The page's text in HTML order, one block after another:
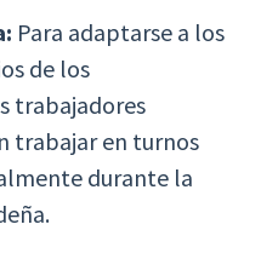
Para adaptarse a los
de los
trabajadores
trabajar en turnos
durante la